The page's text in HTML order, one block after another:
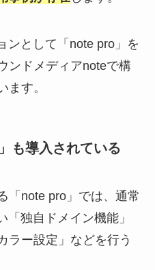
ンとして「note pro」を
ンドメディアnoteで構
ます。
も導入されている
「note pro」では、通常
独自ドメイン機能」
ラー設定」などを行う